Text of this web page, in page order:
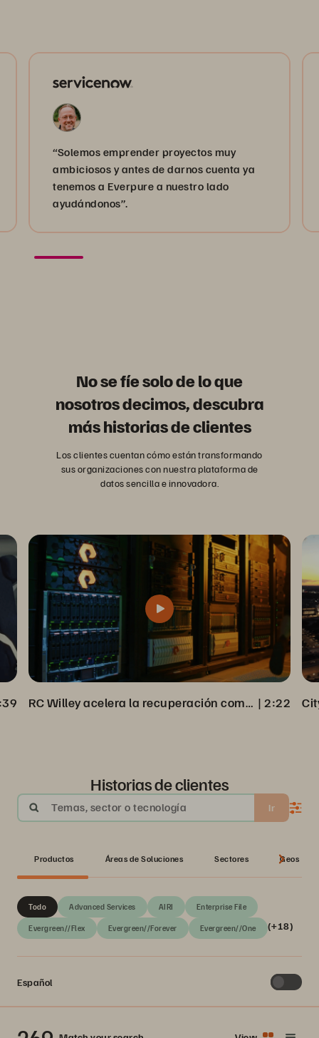
“Solemos emprender proyectos muy
ambiciosos y antes de darnos cuenta ya
tenemos a Everpure a nuestro lado
ayudándonos”.
No se fíe solo de lo que
nosotros decimos, descubra
más historias de clientes
Los clientes cuentan cómo están transformando
sus organizaciones con nuestra plataforma de
datos sencilla e innovadora.
RC Willey acelera la recuperación completa de los datos de Veeam Backup | 2:22
Historias de clientes
Temas, sector o tecnología Ir
Productos Áreas de Soluciones Sectores Geos
Todo Advanced Services AIRI Enterprise File
Evergreen//Flex Evergreen//Forever Evergreen//One (+18)
Español